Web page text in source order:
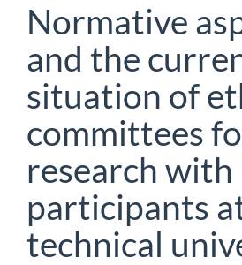
Normative
and the
situation of
committees
research with
participants
technical